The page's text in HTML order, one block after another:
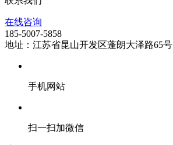
在线咨询
185-5007-5858
地址：江苏省昆山开发区蓬朗大泽路65号
手机网站
扫一扫加微信